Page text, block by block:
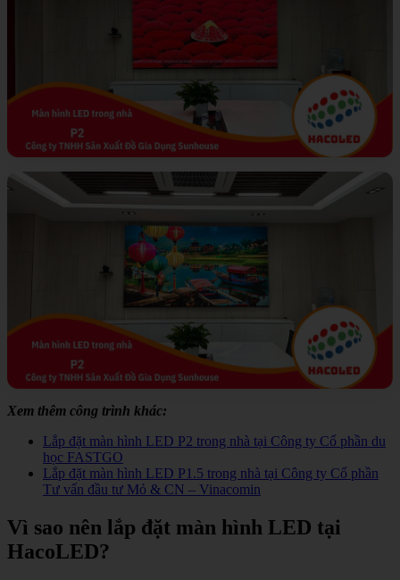
Xem thêm công trình khác:
Lắp đặt màn hình LED P2 trong nhà tại Công ty Cổ phần du
học FASTGO
Lắp đặt màn hình LED P1.5 trong nhà tại Công ty Cổ phần
Tư vấn đầu tư Mỏ & CN – Vinacomin
Vì sao nên lắp đặt màn hình LED tại
HacoLED?